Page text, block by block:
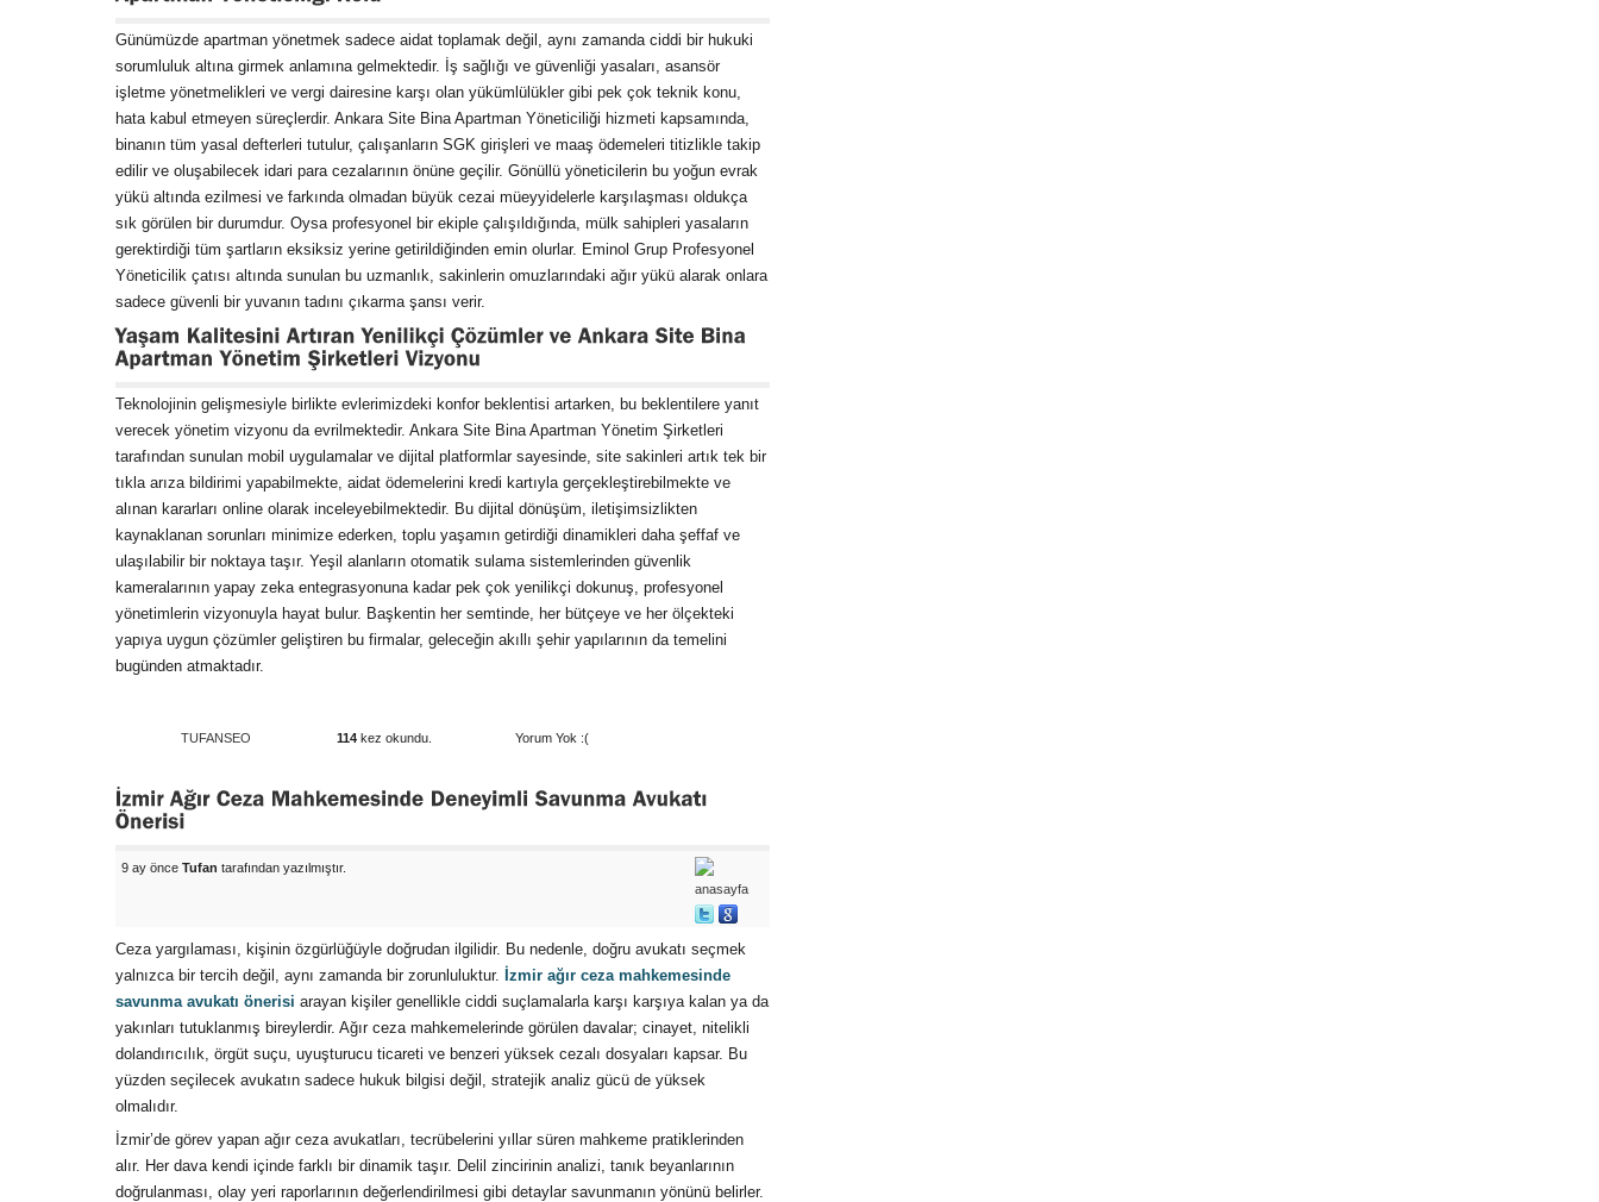
Günümüzde apartman yönetmek sadece aidat toplamak değil, aynı zamanda ciddi bir hukuki
sorumluluk altına girmek anlamına gelmektedir. İş sağlığı ve güvenliği yasaları, asansör
işletme yönetmelikleri ve vergi dairesine karşı olan yükümlülükler gibi pek çok teknik konu,
hata kabul etmeyen süreçlerdir. Ankara Site Bina Apartman Yöneticiliği hizmeti kapsamında,
binanın tüm yasal defterleri tutulur, çalışanların SGK girişleri ve maaş ödemeleri titizlikle takip
edilir ve oluşabilecek idari para cezalarının önüne geçilir. Gönüllü yöneticilerin bu yoğun evrak
yükü altında ezilmesi ve farkında olmadan büyük cezai müeyyidelerle karşılaşması oldukça
sık görülen bir durumdur. Oysa profesyonel bir ekiple çalışıldığında, mülk sahipleri yasaların
gerektirdiği tüm şartların eksiksiz yerine getirildiğinden emin olurlar. Eminol Grup Profesyonel
Yöneticilik çatısı altında sunulan bu uzmanlık, sakinlerin omuzlarındaki ağır yükü alarak onlara
sadece güvenli bir yuvanın tadını çıkarma şansı verir.
Teknolojinin gelişmesiyle birlikte evlerimizdeki konfor beklentisi artarken, bu beklentilere yanıt
verecek yönetim vizyonu da evrilmektedir. Ankara Site Bina Apartman Yönetim Şirketleri
tarafından sunulan mobil uygulamalar ve dijital platformlar sayesinde, site sakinleri artık tek bir
tıkla arıza bildirimi yapabilmekte, aidat ödemelerini kredi kartıyla gerçekleştirebilmekte ve
alınan kararları online olarak inceleyebilmektedir. Bu dijital dönüşüm, iletişimsizlikten
kaynaklanan sorunları minimize ederken, toplu yaşamın getirdiği dinamikleri daha şeffaf ve
ulaşılabilir bir noktaya taşır. Yeşil alanların otomatik sulama sistemlerinden güvenlik
kameralarının yapay zeka entegrasyonuna kadar pek çok yenilikçi dokunuş, profesyonel
yönetimlerin vizyonuyla hayat bulur. Başkentin her semtinde, her bütçeye ve her ölçekteki
yapıya uygun çözümler geliştiren bu firmalar, geleceğin akıllı şehir yapılarının da temelini
bugünden atmaktadır.
TUFANSEO 114 kez okundu. Yorum Yok :(
9 ay önce Tufan tarafından yazılmıştır.
Ceza yargılaması, kişinin özgürlüğüyle doğrudan ilgilidir. Bu nedenle, doğru avukatı seçmek
yalnızca bir tercih değil, aynı zamanda bir zorunluluktur. İzmir ağır ceza mahkemesinde
savunma avukatı önerisi arayan kişiler genellikle ciddi suçlamalarla karşı karşıya kalan ya da
yakınları tutuklanmış bireylerdir. Ağır ceza mahkemelerinde görülen davalar; cinayet, nitelikli
dolandırıcılık, örgüt suçu, uyuşturucu ticareti ve benzeri yüksek cezalı dosyaları kapsar. Bu
yüzden seçilecek avukatın sadece hukuk bilgisi değil, stratejik analiz gücü de yüksek
olmalıdır.
İzmir’de görev yapan ağır ceza avukatları, tecrübelerini yıllar süren mahkeme pratiklerinden
alır. Her dava kendi içinde farklı bir dinamik taşır. Delil zincirinin analizi, tanık beyanlarının
doğrulanması, olay yeri raporlarının değerlendirilmesi gibi detaylar savunmanın yönünü belirler.